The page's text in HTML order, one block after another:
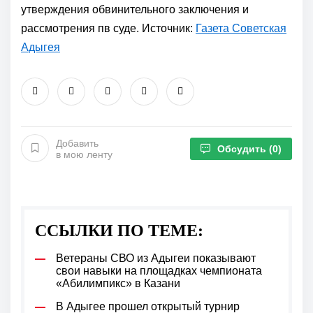
утверждения обвинительного заключения и
рассмотрения пв суде. Источник: Газета Советская
Адыгея
Добавить
в мою ленту
Обсудить (0)
ССЫЛКИ ПО ТЕМЕ:
Ветераны СВО из Адыгеи показывают
свои навыки на площадках чемпионата
«Абилимпикс» в Казани
В Адыгее прошел открытый турнир